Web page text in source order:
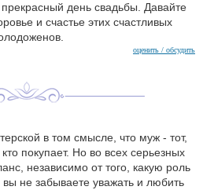
прекрасный день свадьбы. Давайте
и счастье этих счастливых
оценить / обсудить
в том смысле, что муж - тот,
покупает. Но во всех серьезных
независимо от того, какую роль
не забываете уважать и любить